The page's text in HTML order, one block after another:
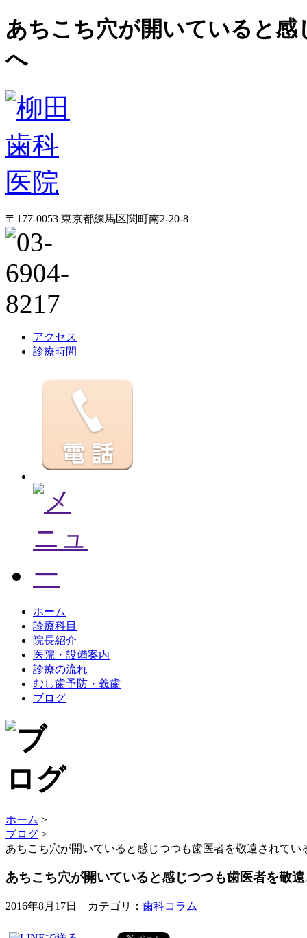
あちこち穴が開いていると
へ
〒177-0053 東京都練馬区関町南2-20-8
アクセス
診療時間
ホーム
診療科目
院長紹介
医院・設備案内
診療の流れ
むし歯予防・義歯
ブログ
ホーム >
ブログ >
あちこち穴が開いていると感じつつも歯医者を敬遠されてい
あちこち穴が開いていると感じつつも歯医者を敬
2016年8月17日 カテゴリ： 歯科コラム